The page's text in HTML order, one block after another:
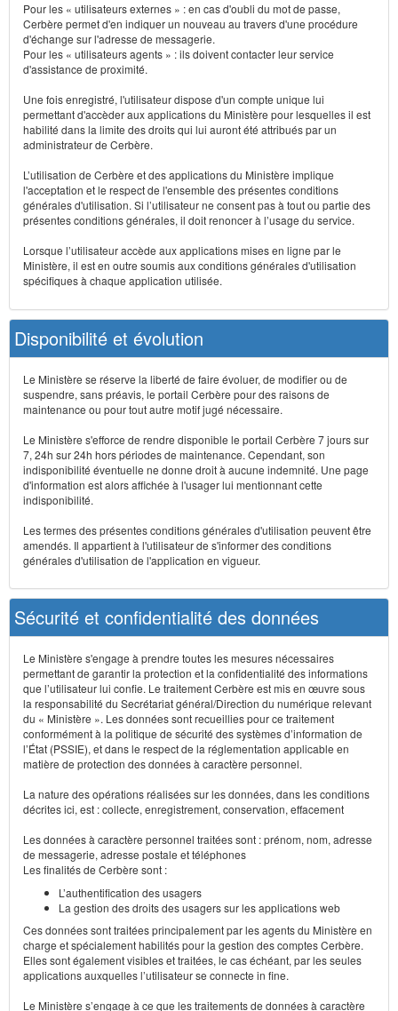
Pour les « utilisateurs externes » : en cas d'oubli du mot de passe,
Cerbère permet d'en indiquer un nouveau au travers d'une procédure
d'échange sur l'adresse de messagerie.
Pour les « utilisateurs agents » : ils doivent contacter leur service
d'assistance de proximité.
Une fois enregistré, l'utilisateur dispose d'un compte unique lui
permettant d'accèder aux applications du Ministère pour lesquelles il est
habilité dans la limite des droits qui lui auront été attribués par un
administrateur de Cerbère.
L’utilisation de Cerbère et des applications du Ministère implique
l'acceptation et le respect de l'ensemble des présentes conditions
générales d'utilisation. Si l’utilisateur ne consent pas à tout ou partie des
présentes conditions générales, il doit renoncer à l’usage du service.
Lorsque l’utilisateur accède aux applications mises en ligne par le
Ministère, il est en outre soumis aux conditions générales d'utilisation
spécifiques à chaque application utilisée.
Disponibilité et évolution
Le Ministère se réserve la liberté de faire évoluer, de modifier ou de
suspendre, sans préavis, le portail Cerbère pour des raisons de
maintenance ou pour tout autre motif jugé nécessaire.
Le Ministère s'efforce de rendre disponible le portail Cerbère 7 jours sur
7, 24h sur 24h hors périodes de maintenance. Cependant, son
indisponibilité éventuelle ne donne droit à aucune indemnité. Une page
d'information est alors affichée à l'usager lui mentionnant cette
indisponibilité.
Les termes des présentes conditions générales d'utilisation peuvent être
amendés. Il appartient à l'utilisateur de s'informer des conditions
générales d'utilisation de l'application en vigueur.
Sécurité et confidentialité des données
Le Ministère s'engage à prendre toutes les mesures nécessaires
permettant de garantir la protection et la confidentialité des informations
que l’utilisateur lui confie. Le traitement Cerbère est mis en œuvre sous
la responsabilité du Secrétariat général/Direction du numérique relevant
du « Ministère ». Les données sont recueillies pour ce traitement
conformément à la politique de sécurité des systèmes d’information de
l’État (PSSIE), et dans le respect de la réglementation applicable en
matière de protection des données à caractère personnel.
La nature des opérations réalisées sur les données, dans les conditions
décrites ici, est : collecte, enregistrement, conservation, effacement
Les données à caractère personnel traitées sont : prénom, nom, adresse
de messagerie, adresse postale et téléphones
Les finalités de Cerbère sont :
L’authentification des usagers
La gestion des droits des usagers sur les applications web
Ces données sont traitées principalement par les agents du Ministère en
charge et spécialement habilités pour la gestion des comptes Cerbère.
Elles sont également visibles et traitées, le cas échéant, par les seules
applications auxquelles l’utilisateur se connecte in fine.
Le Ministère s’engage à ce que les traitements de données à caractère